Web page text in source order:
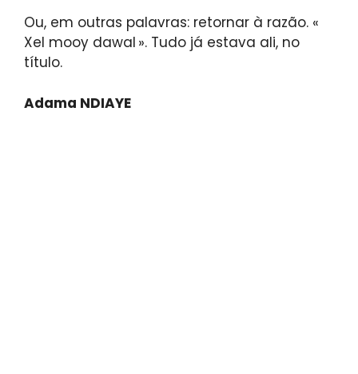
Ou, em outras palavras: retornar à razão. «
Xel mooy dawal ». Tudo já estava ali, no
título.
Adama NDIAYE